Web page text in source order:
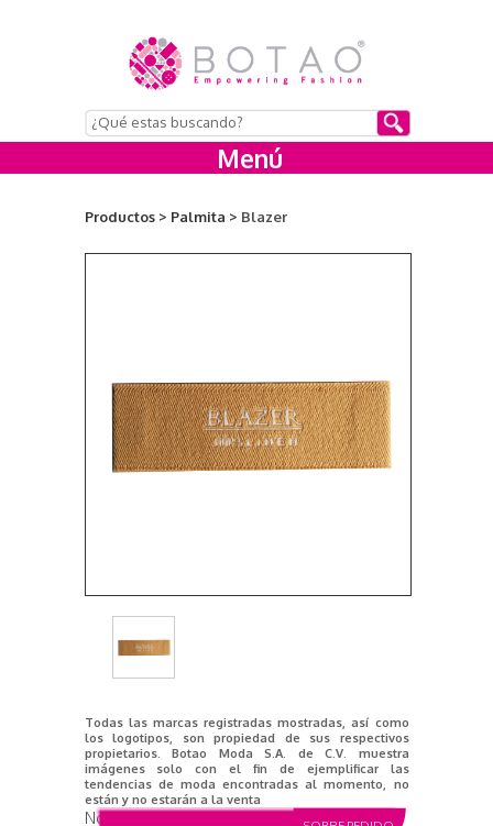
Menú
Productos > Palmita > Blazer
Todas las marcas registradas mostradas, así como
los logotipos, son propiedad de sus respectivos
propietarios. Botao Moda S.A. de C.V. muestra
imágenes solo con el fin de ejemplificar las
tendencias de moda encontradas al momento, no
están y no estarán a la venta
Nombre del producto